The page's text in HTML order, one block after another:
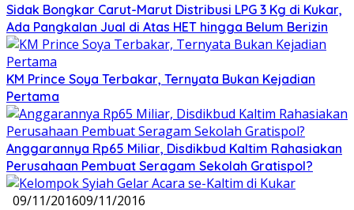
Sidak Bongkar Carut-Marut Distribusi LPG 3 Kg di Kukar,
Ada Pangkalan Jual di Atas HET hingga Belum Berizin
KM Prince Soya Terbakar, Ternyata Bukan Kejadian
Pertama
Anggarannya Rp65 Miliar, Disdikbud Kaltim Rahasiakan
Perusahaan Pembuat Seragam Sekolah Gratispol?
09/11/201609/11/2016